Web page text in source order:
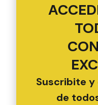
Suscribite
de